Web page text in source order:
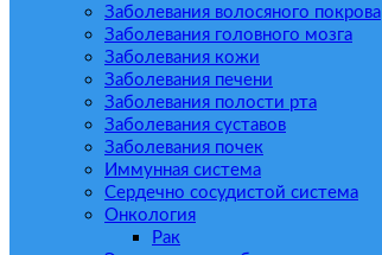
Заболевания волосяного покрова
Заболевания головного мозга
Заболевания кожи
Заболевания печени
Заболевания полости рта
Заболевания суставов
Заболевания почек
Иммунная система
Сердечно сосудистой система
Онкология
Рак